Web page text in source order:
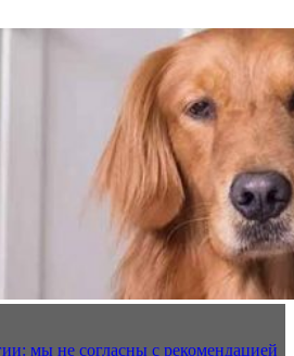
мы не согласны с рекомендацией